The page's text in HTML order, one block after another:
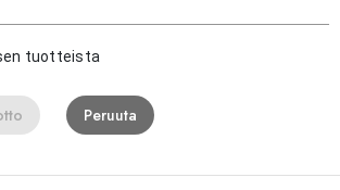
tuotteista
Peruuta